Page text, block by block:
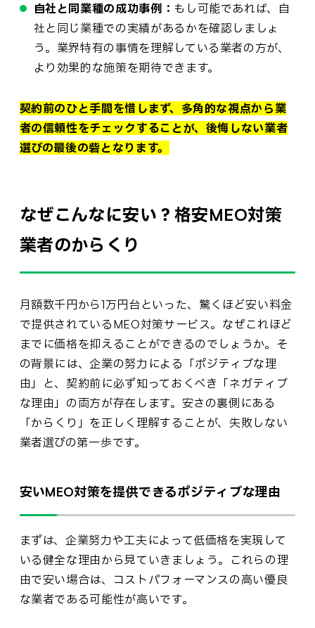
自社と同業種の成功事例： もし可能であれば、自
社と同じ業種での実績があるかを確認しましょ
う。業界特有の事情を理解している業者の方が、
より効果的な施策を期待できます。
契約前のひと手間を惜しまず、多角的な視点から業
者の信頼性をチェックすることが、後悔しない業者
選びの最後の砦となります。
なぜこんなに安い？格安MEO対策
業者のからくり
月額数千円から1万円台といった、驚くほど安い料金
で提供されているMEO対策サービス。なぜこれほど
までに価格を抑えることができるのでしょうか。そ
の背景には、企業の努力による「ポジティブな理
由」と、契約前に必ず知っておくべき「ネガティブ
な理由」の両方が存在します。安さの裏側にある
「からくり」を正しく理解することが、失敗しない
業者選びの第一歩です。
安いMEO対策を提供できるポジティブな理由
まずは、企業努力や工夫によって低価格を実現して
いる健全な理由から見ていきましょう。これらの理
由で安い場合は、コストパフォーマンスの高い優良
な業者である可能性が高いです。